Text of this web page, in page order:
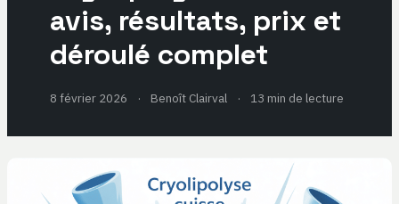
Développement Personnel
Lifestyle
avis, résultats, prix et
déroulé complet
8 février 2026 · Benoît Clairval · 13 min de lecture